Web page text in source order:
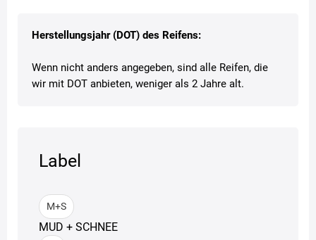
Herstellungsjahr (DOT) des Reifens:
Wenn nicht anders angegeben, sind alle Reifen, die
wir mit DOT anbieten, weniger als 2 Jahre alt.
Label
M+S
MUD + SCHNEE